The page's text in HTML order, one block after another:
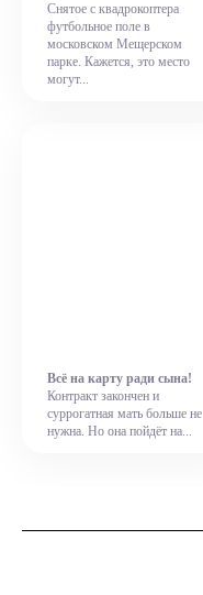
Снятое с квадрокоптера
футбольное поле в
московском Мещерском
парке. Кажется, это место
могут...
Всё на карту ради сына!
Контракт закончен и
суррогатная мать больше не
нужна. Но она пойдёт на...